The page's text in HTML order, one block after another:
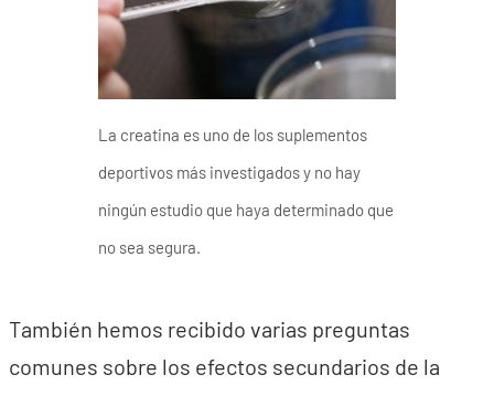
La creatina es uno de los suplementos
deportivos más investigados y no hay
ningún estudio que haya determinado que
no sea segura.
También hemos recibido varias preguntas
comunes sobre los efectos secundarios de la